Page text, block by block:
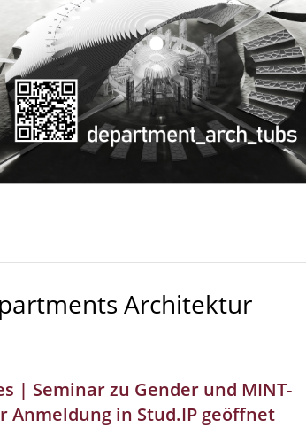
Architektur
| Seminar zu Gender und MINT-
Anmeldung in Stud.IP geöffnet